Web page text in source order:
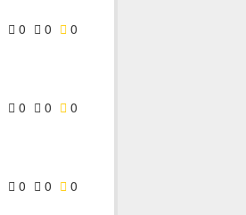
0 0 0
0 0 0
0 0 0